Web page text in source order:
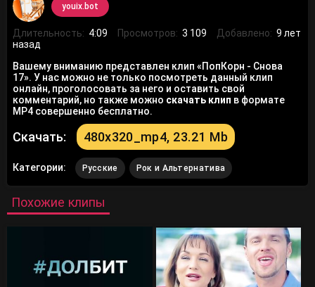
youix.bot
Длительность: 4:09 Просмотров: 3 109 Добавлено: 9 лет
назад
Вашему вниманию представлен клип «ПопКорн - Снова
17». У нас можно не только посмотреть данный клип
онлайн, проголосовать за него и оставить свой
комментарий, но также можно скачать клип в формате
MP4 совершенно бесплатно.
Скачать: 480x320_mp4, 23.21 Mb
Категории: Русские Рок и Альтернатива
Похожие клипы